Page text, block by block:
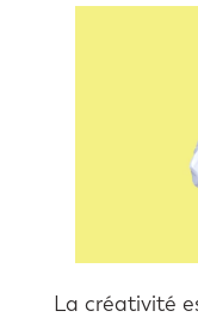
La créativité